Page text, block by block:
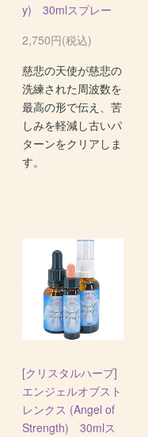
y) 30mlスプレー
2,750円(税込)
慈悲の天使が慈悲の
洗練された周波数を
最高の形で伝え、苦
しみを軽減し古いパ
ターンをクリアしま
す。
[クリスタルハーブ]
エンジェルオブスト
レンクス (Angel of
Strength) 30mlス